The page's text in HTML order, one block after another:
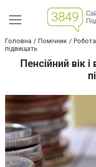
Головна Помічник Робота
підвищать
Пенсійний вік